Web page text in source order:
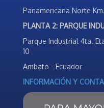
Panamericana Norte
PLANTA 2: PARQUE
Parque Industrial 4ta.
10
Ambato - Ecuador
INFORMACIÓN Y